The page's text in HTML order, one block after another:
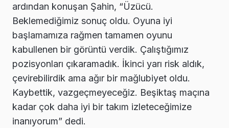
ardından konuşan Şahin, “Üzücü.
Beklemediğimiz sonuç oldu. Oyuna iyi
başlamamıza rağmen tamamen oyunu
kabullenen bir görüntü verdik. Çalıştığımız
pozisyonları çıkaramadık. İkinci yarı risk aldık,
çevirebilirdik ama ağır bir mağlubiyet oldu.
Kaybettik, vazgeçmeyeceğiz. Beşiktaş maçına
kadar çok daha iyi bir takım izleteceğimize
inanıyorum” dedi.